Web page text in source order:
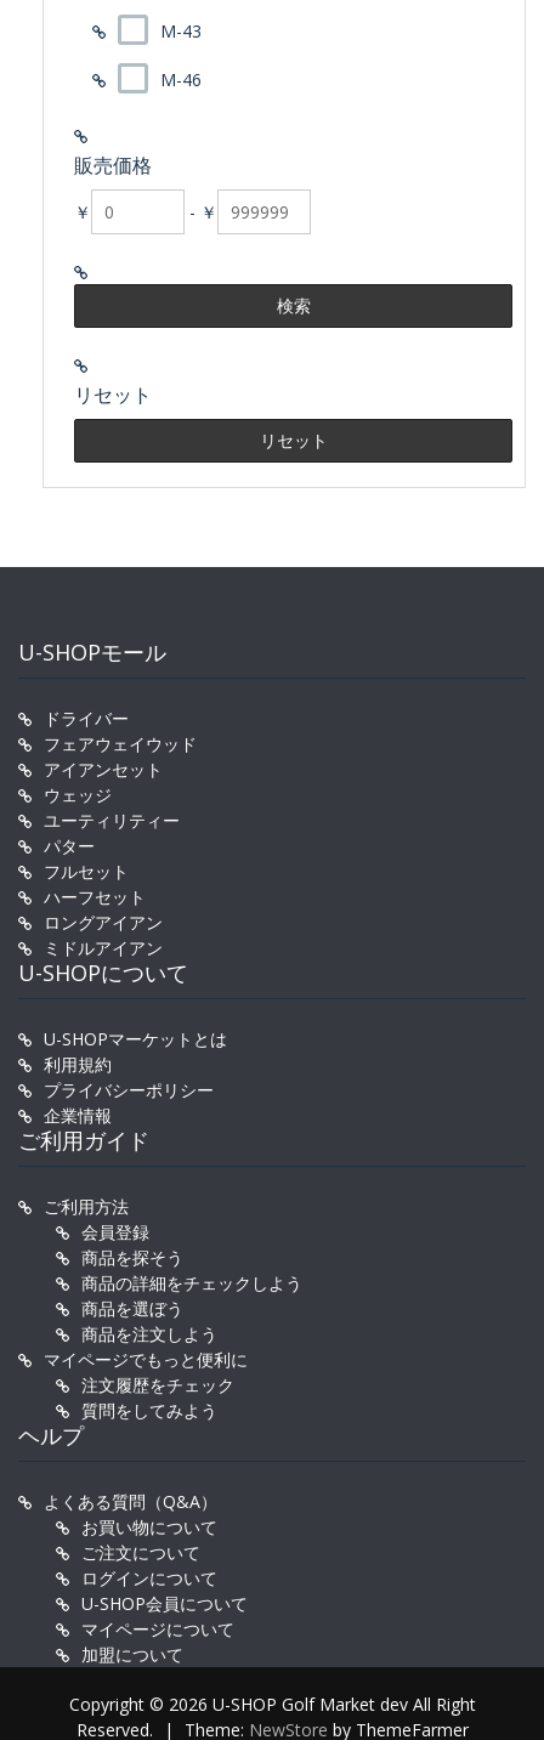
M-43
M-46
販売価格
￥ - ￥
リセット
U-SHOPモール
ドライバー
フェアウェイウッド
アイアンセット
ウェッジ
ユーティリティー
パター
フルセット
ハーフセット
ロングアイアン
ミドルアイアン
U-SHOPについて
U-SHOPマーケットとは
利用規約
プライバシーポリシー
企業情報
ご利用ガイド
ご利用方法
会員登録
商品を探そう
商品の詳細をチェックしよう
商品を選ぼう
商品を注文しよう
マイページでもっと便利に
注文履歴をチェック
質問をしてみよう
ヘルプ
よくある質問（Q&A）
お買い物について
ご注文について
ログインについて
U-SHOP会員について
マイページについて
加盟について
Copyright © 2026 U-SHOP Golf Market dev All Right
Reserved.
| Theme: NewStore by ThemeFarmer